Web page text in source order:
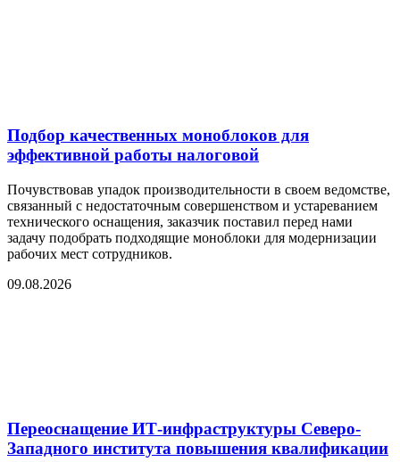
Подбор качественных моноблоков для
эффективной работы налоговой
Почувствовав упадок производительности в своем ведомстве,
связанный с недостаточным совершенством и устареванием
технического оснащения, заказчик поставил перед нами
задачу подобрать подходящие моноблоки для модернизации
рабочих мест сотрудников.
09.08.2026
Переоснащение ИТ-инфраструктуры Северо-
Западного института повышения квалификации